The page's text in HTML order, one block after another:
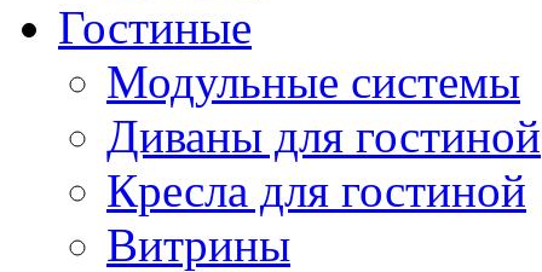
Гостиные
Модульные системы
Диваны для гостиной
Кресла для гостиной
Витрины